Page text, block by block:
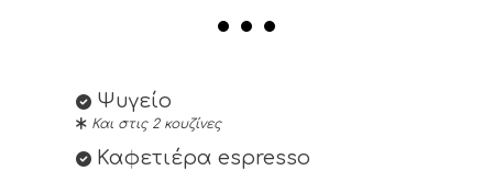
Ψυγείο
Και στις 2 κουζίνες
Καφετιέρα espresso